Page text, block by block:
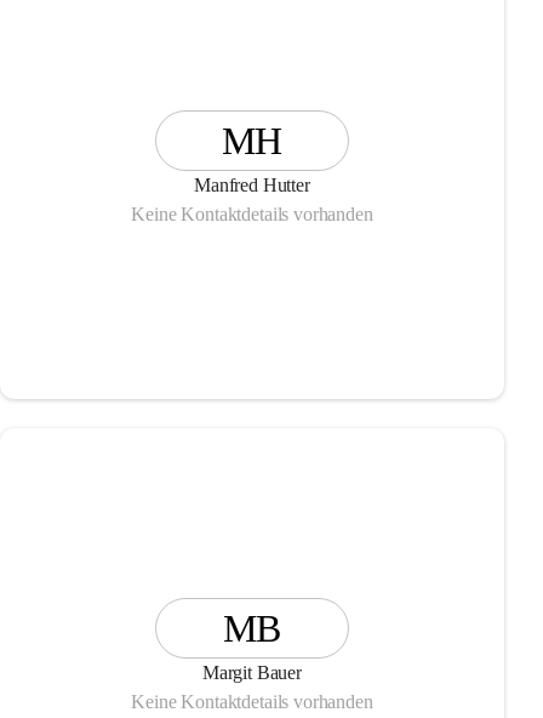
MH
Manfred Hutter
Keine Kontaktdetails vorhanden
MB
Margit Bauer
Keine Kontaktdetails vorhanden